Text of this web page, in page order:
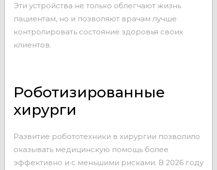
Эти устройства не только облегчают жизнь
пациентам, но и позволяют врачам лучше
контролировать состояние здоровья своих
клиентов.
Роботизированные
хирурги
Развитие робототехники в хирургии позволило
оказывать медицинскую помощь более
эффективно и с меньшими рисками. В 2026 году